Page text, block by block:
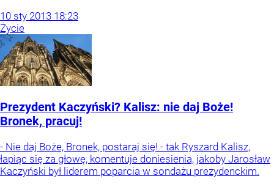
10 sty 2013 18:23
Życie
Prezydent Kaczyński? Kalisz: nie daj Boże!
Bronek, pracuj!
- Nie daj Boże, Bronek, postaraj się! - tak Ryszard Kalisz,
łapiąc się za głowę, komentuje doniesienia, jakoby Jarosław
Kaczyński był liderem poparcia w sondażu prezydenckim.